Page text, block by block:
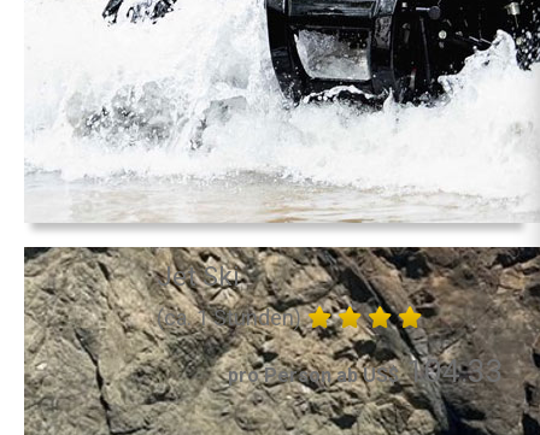
Jet Ski
(ca. 1 Stunden)
pro Person ab US$104.33